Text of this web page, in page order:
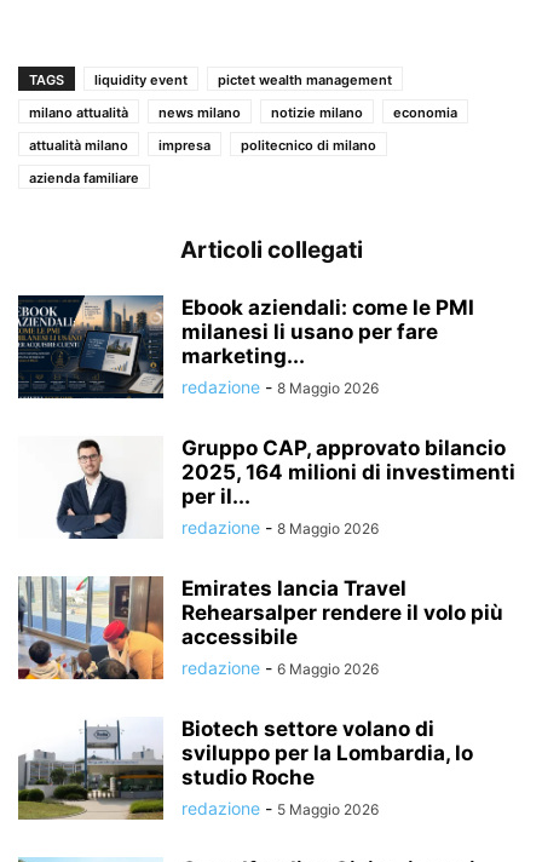
TAGS liquidity event
pictet wealth management
milano attualità
news milano notizie milano
economia
attualità milano
impresa
politecnico di milano
azienda familiare
Articoli collegati
Ebook aziendali: come le PMI
milanesi li usano per fare
marketing...
redazione - 8 Maggio 2026
Gruppo CAP, approvato bilancio
2025, 164 milioni di investimenti
per il...
redazione - 8 Maggio 2026
Emirates lancia Travel
Rehearsalper rendere il volo più
accessibile
redazione - 6 Maggio 2026
Biotech settore volano di
sviluppo per la Lombardia, lo
studio Roche
redazione - 5 Maggio 2026